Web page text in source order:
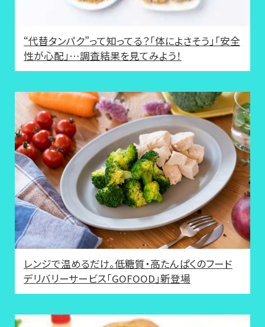
“代替タンパク”って知ってる？「体によさそう」「安全
性が心配」…調査結果を見てみよう！
レンジで温めるだけ。低糖質・高たんぱくのフード
デリバリーサービス「GOFOOD」新登場